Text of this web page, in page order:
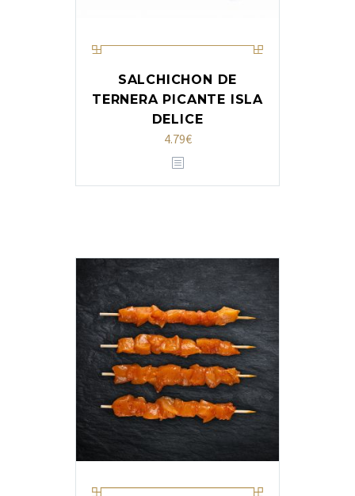
SALCHICHON DE
TERNERA PICANTE ISLA
DELICE
4.79€